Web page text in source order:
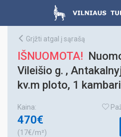
Grįžti atgal į sąrašą
IŠNUOMOTA!
Vileišio g. ,
kv.m ploto, 1
Kaina:
470€
(17€/m²)